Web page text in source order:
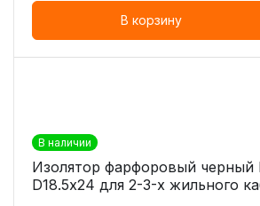
В корзину
В наличии
Изолятор фарфоровый
D18.5х24 для 2-3-х жильного